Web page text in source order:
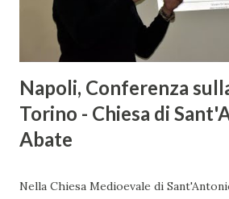
Napoli, Conferenza
Torino - Chiesa di
Abate
Nella Chiesa Medioevale di